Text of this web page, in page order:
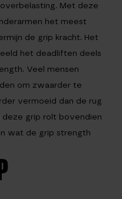
Met deze
het meest
de grip kracht. Het
het deadliften deels
Veel mensen
om zwaarder te
vermoeid dan de rug
grip rolt bovendien
wat de grip strength